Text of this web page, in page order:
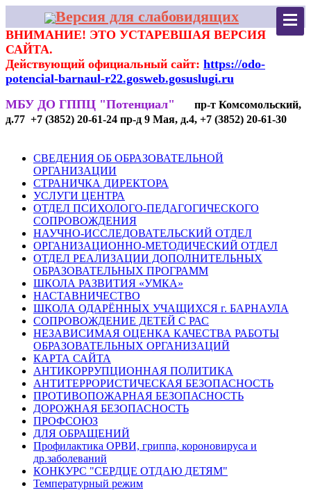
Версия для слабовидящих
ВНИМАНИЕ! ЭТО УСТАРЕВШАЯ ВЕРСИЯ
САЙТА.
Действующий официальный сайт: https://odo-
potencial-barnaul-r22.gosweb.gosuslugi.ru
МБУ ДО ГППЦ "Потенциал"
пр-т Комсомольский,
д.77 +7 (3852) 20-61-24 пр-д 9 Мая, д.4, +7 (3852) 20-61-30
СВЕДЕНИЯ ОБ ОБРАЗОВАТЕЛЬНОЙ
ОРГАНИЗАЦИИ
СТРАНИЧКА ДИРЕКТОРА
УСЛУГИ ЦЕНТРА
ОТДЕЛ ПСИХОЛОГО-ПЕДАГОГИЧЕСКОГО
СОПРОВОЖДЕНИЯ
НАУЧНО-ИССЛЕДОВАТЕЛЬСКИЙ ОТДЕЛ
ОРГАНИЗАЦИОННО-МЕТОДИЧЕСКИЙ ОТДЕЛ
ОТДЕЛ РЕАЛИЗАЦИИ ДОПОЛНИТЕЛЬНЫХ
ОБРАЗОВАТЕЛЬНЫХ ПРОГРАММ
ШКОЛА РАЗВИТИЯ «УМКА»
НАСТАВНИЧЕСТВО
ШКОЛА ОДАРЁННЫХ УЧАЩИХСЯ г. БАРНАУЛА
СОПРОВОЖДЕНИЕ ДЕТЕЙ С РАС
НЕЗАВИСИМАЯ ОЦЕНКА КАЧЕСТВА РАБОТЫ
ОБРАЗОВАТЕЛЬНЫХ ОРГАНИЗАЦИЙ
КАРТА САЙТА
АНТИКОРРУПЦИОННАЯ ПОЛИТИКА
АНТИТЕРРОРИСТИЧЕСКАЯ БЕЗОПАСНОСТЬ
ПРОТИВОПОЖАРНАЯ БЕЗОПАСНОСТЬ
ДОРОЖНАЯ БЕЗОПАСНОСТЬ
ПРОФСОЮЗ
ДЛЯ ОБРАЩЕНИЙ
Профилактика ОРВИ, гриппа, короновируса и
др.заболеваний
КОНКУРС "СЕРДЦЕ ОТДАЮ ДЕТЯМ"
Температурный режим